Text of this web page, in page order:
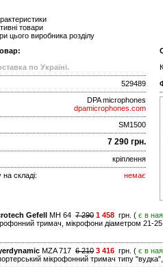
товари
цього виробника розділу
по Україні.
529489
DPA microphones
dpamicrophones.com
SM1500
7 290 грн.
кріплення
на складі:
немає
Gefell MH 64 7 290 1 458 грн. ( є в
тримач, мікрофони діаметром 21-
MZA 717 6 210 3 416 грн. ( є в
мікрофонний тримач типу